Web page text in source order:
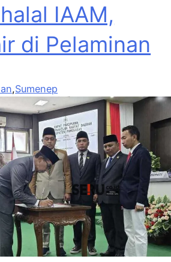
IAAM,
di Pelaminan
,Sumenep